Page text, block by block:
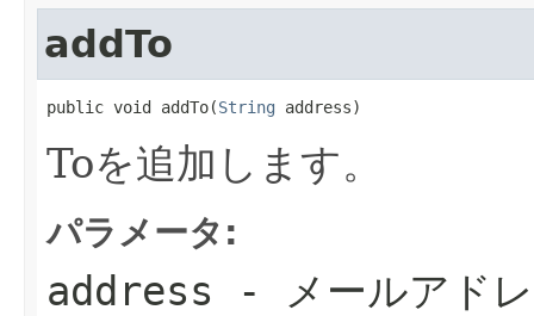
addTo
public void addTo(String address)
Toを追加します。
パラメータ:
address - メールアド